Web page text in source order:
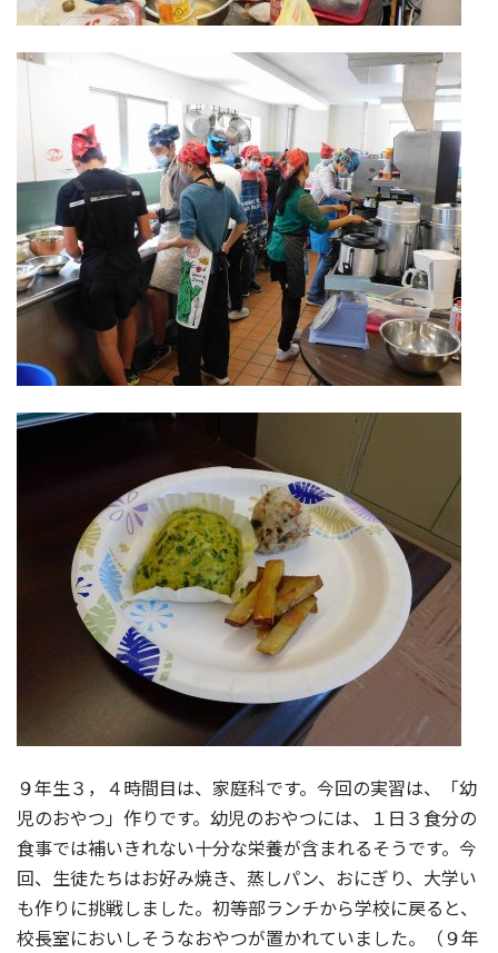
９年生３，４時間目は、家庭科です。今回の実習は、「幼
児のおやつ」作りです。幼児のおやつには、１日３食分の
食事では補いきれない十分な栄養が含まれるそうです。今
回、生徒たちはお好み焼き、蒸しパン、おにぎり、大学い
も作りに挑戦しました。初等部ランチから学校に戻ると、
校長室においしそうなおやつが置かれていました。（９年